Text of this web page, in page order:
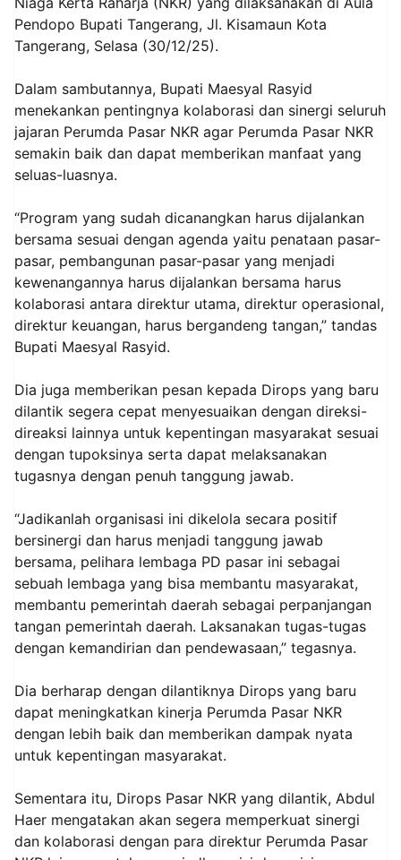
Pendopo Bupati Tangerang, Jl. Kisamaun Kota
Tangerang, Selasa (30/12/25).
Dalam sambutannya, Bupati Maesyal Rasyid
menekankan pentingnya kolaborasi dan sinergi seluruh
jajaran Perumda Pasar NKR agar Perumda Pasar NKR
semakin baik dan dapat memberikan manfaat yang
seluas-luasnya.
“Program yang sudah dicanangkan harus dijalankan
bersama sesuai dengan agenda yaitu penataan pasar-
pasar, pembangunan pasar-pasar yang menjadi
kewenangannya harus dijalankan bersama harus
kolaborasi antara direktur utama, direktur operasional,
direktur keuangan, harus bergandeng tangan,” tandas
Bupati Maesyal Rasyid.
Dia juga memberikan pesan kepada Dirops yang baru
dilantik segera cepat menyesuaikan dengan direksi-
direaksi lainnya untuk kepentingan masyarakat sesuai
dengan tupoksinya serta dapat melaksanakan
tugasnya dengan penuh tanggung jawab.
“Jadikanlah organisasi ini dikelola secara positif
bersinergi dan harus menjadi tanggung jawab
bersama, pelihara lembaga PD pasar ini sebagai
sebuah lembaga yang bisa membantu masyarakat,
membantu pemerintah daerah sebagai perpanjangan
tangan pemerintah daerah. Laksanakan tugas-tugas
dengan kemandirian dan pendewasaan,” tegasnya.
Dia berharap dengan dilantiknya Dirops yang baru
dapat meningkatkan kinerja Perumda Pasar NKR
dengan lebih baik dan memberikan dampak nyata
untuk kepentingan masyarakat.
Sementara itu, Dirops Pasar NKR yang dilantik, Abdul
Haer mengatakan akan segera memperkuat sinergi
dan kolaborasi dengan para direktur Perumda Pasar